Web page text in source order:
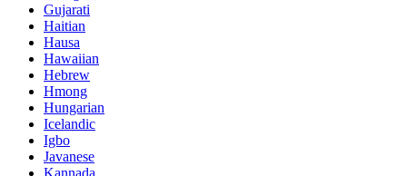
Gujarati
Haitian
Hausa
Hawaiian
Hebrew
Hmong
Hungarian
Icelandic
Igbo
Javanese
Kannada